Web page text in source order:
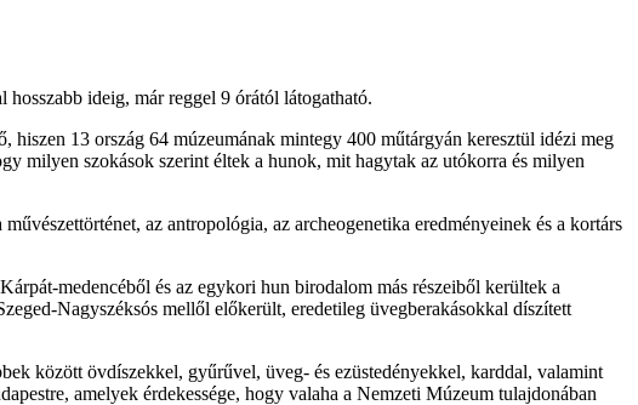
ideig, már reggel 9 órától látogatható.
hiszen 13 ország 64 múzeumának mintegy 400 műtárgyán keresztül idézi meg
milyen szokások szerint éltek a hunok, mit hagytak az utókorra és milyen
az antropológia, az archeogenetika eredményeinek és a kortárs
medencéből és az egykori hun birodalom más részeiből kerültek a
Nagyszéksós mellől előkerült, eredetileg üvegberakásokkal díszített
között övdíszekkel, gyűrűvel, üveg- és ezüstedényekkel, karddal, valamint
amelyek érdekessége, hogy valaha a Nemzeti Múzeum tulajdonában